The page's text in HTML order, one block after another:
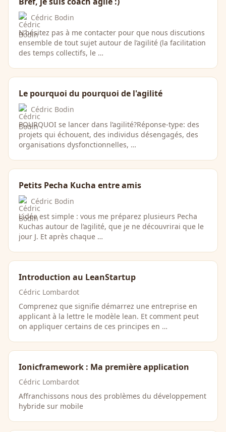
Cédric Bodin
N’hésitez pas à me contacter pour que nous discutions
ensemble de tout sujet autour de l’agilité (la facilitation
des temps collectifs, le …
Le pourquoi du pourquoi de l'agilité
Cédric Bodin
POURQUOI se lancer dans l’agilité?Réponse-type: des
projets qui échouent, des individus désengagés, des
organisations dysfonctionnelles, …
Petits Pecha Kucha entre amis
Cédric Bodin
L’idée est simple : vous me préparez plusieurs Pecha
Kuchas autour de l’agilité, que je ne découvrirai que le
jour J. Et après chaque …
Introduction au LeanStartup
Cédric Lombardot
Comprenez que signifie démarrez une entreprise en
applicant à la lettre le modèle lean. Et comment peut
on appliquer certains de ces principes en …
Ionicframework : Ma première application
Cédric Lombardot
Affranchissons nous des problèmes du développement
hybride sur mobile